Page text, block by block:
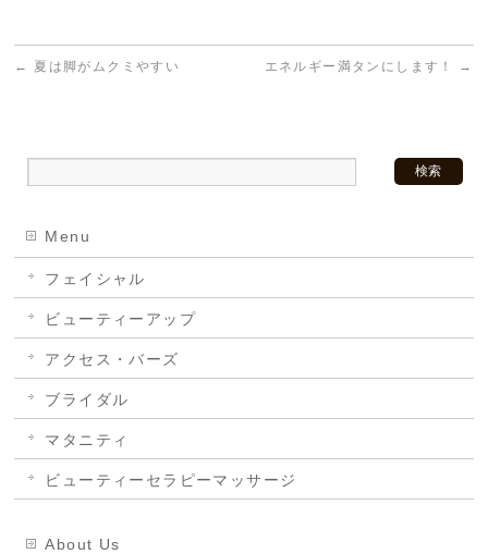
← 夏は脚がムクミやすい エネルギー満タンにします！ →
Menu
フェイシャル
ビューティーアップ
アクセス・バーズ
ブライダル
マタニティ
ビューティーセラピーマッサージ
About Us